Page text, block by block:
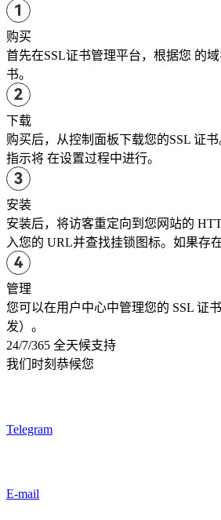
购买
首先在SSL证书管理平台，根据您 的
书。
下载
购买后，从控制面板下载您的SSL 证
指示将 在设置过程中进行。
安装
安装后，将访客重定向到您网站的
入您的 URL并查找挂锁图标。如果存
管理
您可以在用户中心中管理您的 SSL 证
发）。
24/7/365 全天候支持
我们时刻恭候您
Telegram
E-mail